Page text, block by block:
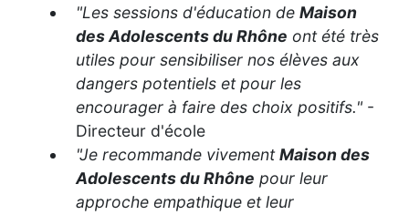
"Les sessions d'éducation de Maison
des Adolescents du Rhône ont été très
utiles pour sensibiliser nos élèves aux
dangers potentiels et pour les
encourager à faire des choix positifs." -
Directeur d'école
"Je recommande vivementMaison des
Adolescents du Rhône pour leur
approche empathique et leur